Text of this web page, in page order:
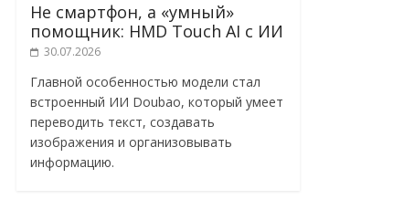
Не смартфон, а «умный»
помощник: HMD Touch AI с ИИ
30.07.2026
Главной особенностью модели стал
встроенный ИИ Doubao, который умеет
переводить текст, создавать
изображения и организовывать
информацию.